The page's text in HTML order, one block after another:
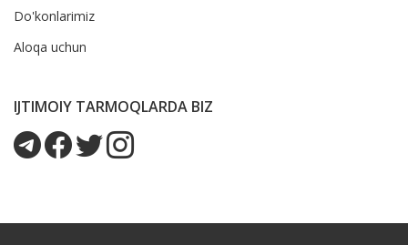
Do'konlarimiz
Aloqa uchun
IJTIMOIY TARMOQLARDA BIZ